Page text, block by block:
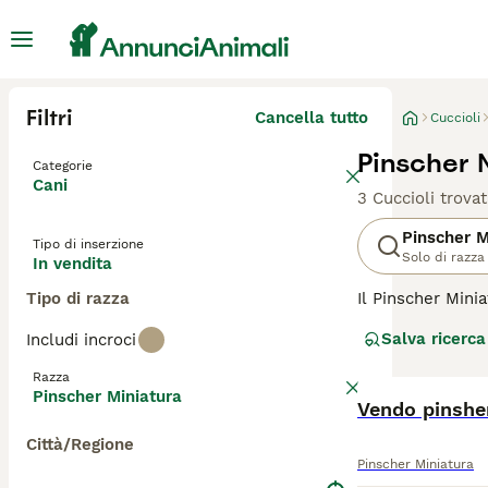
Filtri Cancella tutto
Categorie
Cani
Tipo di inserzione
In vendita
Tipo di razza
Includi incroci
Razza
Pinscher Miniatura
Città/Regione
Cuccioli
Pinscher
3 Cuccioli
Pinscher
Solo di razza
Il Pinscher
Questa razza,
famiglie.
da cucciolo.
la sua
Prima di
Salva ricerca
Vendo
Pinscher Miniatura